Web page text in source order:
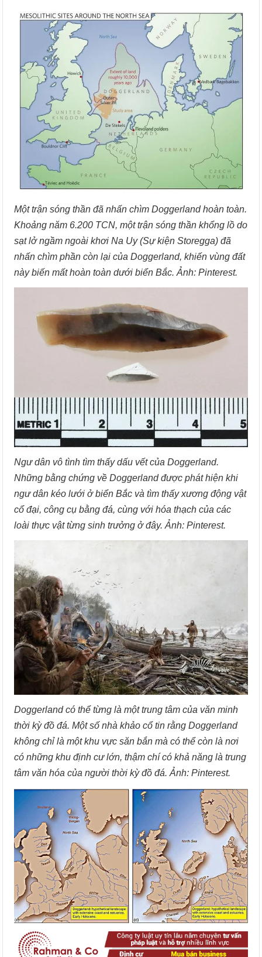
Một trận sóng thần đã nhấn chìm Doggerland hoàn toàn.
Khoảng năm 6.200 TCN, một trận sóng thần khổng lồ do
sạt lở ngầm ngoài khơi Na Uy (Sự kiện Storegga) đã
nhấn chìm phần còn lại của Doggerland, khiến vùng đất
này biến mất hoàn toàn dưới biển Bắc. Ảnh: Pinterest.
Ngư dân vô tình tìm thấy dấu vết của Doggerland.
Những bằng chứng về Doggerland được phát hiện khi
ngư dân kéo lưới ở biển Bắc và tìm thấy xương động vật
cổ đại, công cụ bằng đá, cùng với hóa thạch của các
loài thực vật từng sinh trưởng ở đây. Ảnh: Pinterest.
Doggerland có thể từng là một trung tâm của văn minh
thời kỳ đồ đá. Một số nhà khảo cổ tin rằng Doggerland
không chỉ là một khu vực săn bắn mà có thể còn là nơi
có những khu định cư lớn, thậm chí có khả năng là trung
tâm văn hóa của người thời kỳ đồ đá. Ảnh: Pinterest.